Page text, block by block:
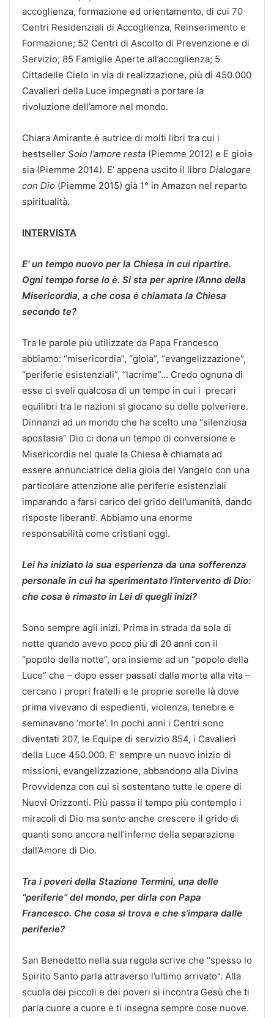
accoglienza, formazione ed orientamento, di cui 70
Centri Residenziali di Accoglienza, Reinserimento e
Formazione; 52 Centri di Ascolto di Prevenzione e di
Servizio; 85 Famiglie Aperte all’accoglienza; 5
Cittadelle Cielo in via di realizzazione, più di 450.000
Cavalieri della Luce impegnati a portare la
rivoluzione dell’amore nel mondo.
Chiara Amirante è autrice di molti libri tra cui i
bestseller Solo l’amore resta (Piemme 2012) e E gioia
sia (Piemme 2014). E’ appena uscito il libro Dialogare
con Dio (Piemme 2015) già 1° in Amazon nel reparto
spiritualità.
INTERVISTA
E’ un tempo nuovo per la Chiesa in cui ripartire.
Ogni tempo forse lo è. Si sta per aprire l’Anno della
Misericordia, a che cosa è chiamata la Chiesa
secondo te?
Tra le parole più utilizzate da Papa Francesco
abbiamo: “misericordia”, “gioia”, “evangelizzazione”,
“periferie esistenziali”, “lacrime”… Credo ognuna di
esse ci sveli qualcosa di un tempo in cui i precari
equilibri tra le nazioni si giocano su delle polveriere.
Dinnanzi ad un mondo che ha scelto una “silenziosa
apostasia” Dio ci dona un tempo di conversione e
Misericordia nel quale la Chiesa è chiamata ad
essere annunciatrice della gioia del Vangelo con una
particolare attenzione alle periferie esistenziali
imparando a farsi carico del grido dell’umanità, dando
risposte liberanti. Abbiamo una enorme
responsabilità come cristiani oggi.
Lei ha iniziato la sua esperienza da una sofferenza
personale in cui ha sperimentato l’intervento di Dio:
che cosa è rimasto in Lei di quegli inizi?
Sono sempre agli inizi. Prima in strada da sola di
notte quando avevo poco più di 20 anni con il
“popolo della notte”, ora insieme ad un “popolo della
Luce” che – dopo esser passati dalla morte alla vita –
cercano i propri fratelli e le proprie sorelle là dove
prima vivevano di espedienti, violenza, tenebre e
seminavano ‘morte’. In pochi anni i Centri sono
diventati 207, le Equipe di servizio 854, i Cavalieri
della Luce 450.000. E’ sempre un nuovo inizio di
missioni, evangelizzazione, abbandono alla Divina
Provvidenza con cui si sostentano tutte le opere di
Nuovi Orizzonti. Più passa il tempo più contemplo i
miracoli di Dio ma sento anche crescere il grido di
quanti sono ancora nell’inferno della separazione
dall’Amore di Dio.
Tra i poveri della Stazione Termini, una delle
“periferie” del mondo, per dirla con Papa
Francesco. Che cosa si trova e che s’impara dalle
periferie?
San Benedetto nella sua regola scrive che “spesso lo
Spirito Santo parla attraverso l’ultimo arrivato”. Alla
scuola dei piccoli e dei poveri si incontra Gesù che ti
parla cuore a cuore e ti insegna sempre cose nuove.